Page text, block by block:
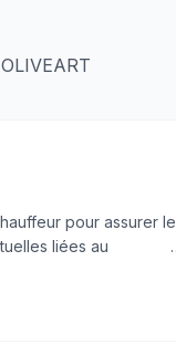
pour assurer
liées au